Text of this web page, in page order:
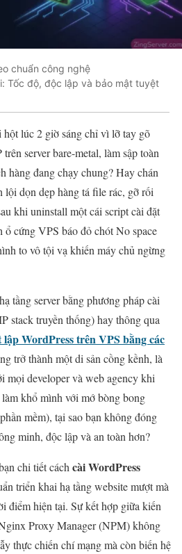
chuẩn công nghệ
Tốc độ, độc lập và bảo mật tuyệt
lúc 2 giờ sáng chỉ vì lỡ tay gõ
server bare-metal, làm sập toàn
hàng đang chạy chung? Hay chán
lội dọn dẹp hàng tá file rác, gỡ rối
khi uninstall một cái script cài đặt
ổ cứng VPS báo đỏ chót No space
to vô tội vạ khiến máy chủ ngừng
tầng server bằng phương pháp cài
stack truyền thống) hay thông qua
lập WordPress trên VPS bằng các
trở thành một di sản cồng kềnh, là
mọi developer và web agency khi
khổ mình với mớ bòng bong
mềm), tại sao bạn không đóng
minh, độc lập và an toàn hơn?
chi tiết cách cài WordPress
triển khai hạ tầng website mượt mà
điểm hiện tại. Sự kết hợp giữa kiến
Proxy Manager (NPM) không
thực chiến chí mạng mà còn biến hệ